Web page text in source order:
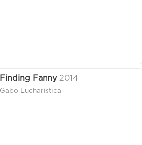
Finding Fanny 2014
Gabo Eucharistica